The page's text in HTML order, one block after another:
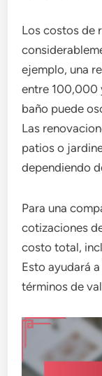
Los costos de
ejemplo, una
entre 100,000
baño puede
Las
patios o
dependiendo
Para una
cotizaciones
costo total,
Esto ayudará
términos de